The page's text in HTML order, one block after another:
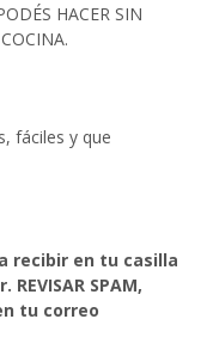
HACER SIN
fáciles y que
recibir en tu casilla
SPAM,
en tu correo